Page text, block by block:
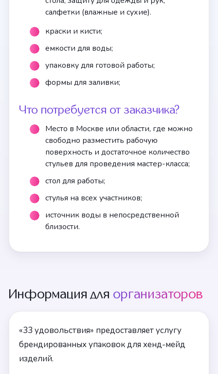
салфетки (влажные и сухие).
краски и кисти;
емкости для воды;
упаковку для готовой работы;
формы для заливки;
Что потребуется от заказчика?
Место в Москве или области, где можно
свободно разместить рабочую
поверхность и достаточное количество
стульев для проведения мастер-класса;
стол для работы;
стулья на всех участников;
источник воды в непосредственной
близости.
Информация для организаторов
«33 удовольствия» предоставляет услугу
брендированных упаковок для хенд-мейд
изделий.